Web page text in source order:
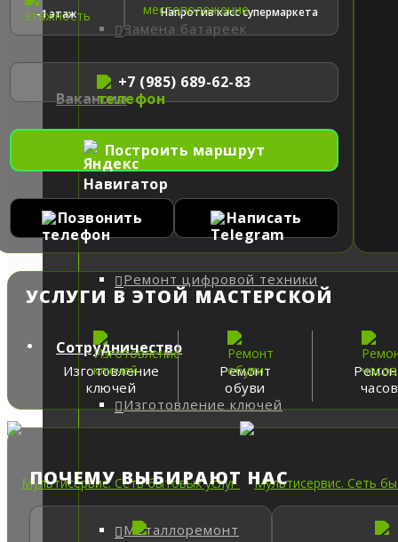
Замена батареек
Ремонт сотовых телефонов
Ремонт цифровой техники
Изготовление ключей
Металлоремонт
Вакансии
О компании
Сотрудничество
-1 этаж Напротив касс супермаркета
+7 (985) 689-62-83
Построить маршрут
Позвонить Написать
УСЛУГИ В ЭТОЙ МАСТЕРСКОЙ
Изготовление
ключей
Ремонт
обуви
часов
ПОЧЕМУ ВЫБИРАЮТ НАС